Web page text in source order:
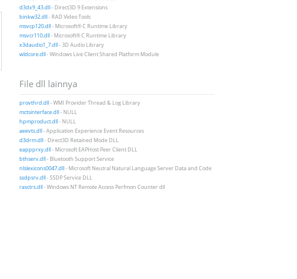
d3dx9_43.dll- Direct3D 9 Extensions
binkw32.dll- RAD Video Tools
msvcp120.dll- Microsoft® C Runtime Library
msvcr110.dll- Microsoft® C Runtime Library
x3daudio1_7.dll- 3D Audio Library
wldcore.dll- Windows Live Client Shared Platform Module
File dll lainnya
provthrd.dll- WMI Provider Thread & Log Library
mctsinterface.dll- NULL
hpmproduct.dll- NULL
aeevts.dll- Application Experience Event Resources
d3drm.dll- Direct3D Retained Mode DLL
eappprxy.dll- Microsoft EAPHost Peer Client DLL
bthserv.dll- Bluetooth Support Service
nlslexicons0047.dll- Microsoft Neutral Natural Language Server Data and Code
ssdpsrv.dll- SSDP Service DLL
rasctrs.dll- Windows NT Remote Access Perfmon Counter dll